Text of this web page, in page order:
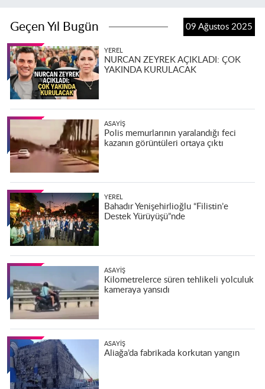
Geçen Yıl Bugün 09 Ağustos 2025
YEREL
NURCAN ZEYREK AÇIKLADI: ÇOK
YAKINDA KURULACAK
ASAYIŞ
Polis memurlarının yaralandığı feci
kazanın görüntüleri ortaya çıktı
YEREL
Bahadır Yenişehirlioğlu “Filistin’e
Destek Yürüyüşü”nde
ASAYIŞ
Kilometrelerce süren tehlikeli yolculuk
kameraya yansıdı
ASAYIŞ
Aliağa’da fabrikada korkutan yangın